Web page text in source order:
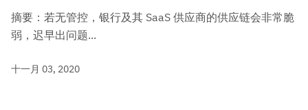
摘要：若无管控，银行及其 SaaS 供应商的供应链会非常脆
弱，迟早出问题...
十一月 03, 2020